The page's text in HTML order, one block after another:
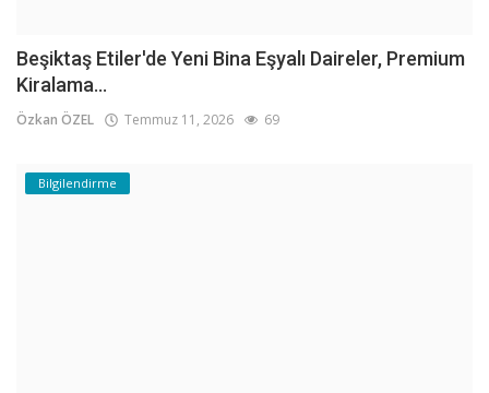
Beşiktaş Etiler'de Yeni Bina Eşyalı Daireler, Premium
Kiralama...
Özkan ÖZEL Temmuz 11, 2026 69
Bilgilendirme